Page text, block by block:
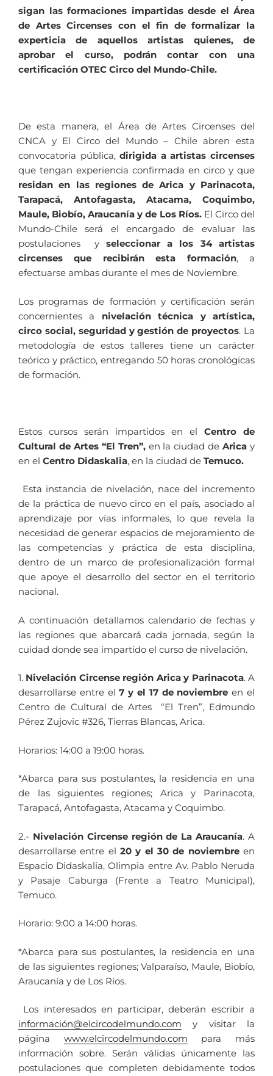
sigan las formaciones impartidas desde el Área
de Artes Circenses con el fin de formalizar la
experticia de aquellos artistas quienes, de
aprobar el curso, podrán contar con una
certificación OTEC Circo del Mundo-Chile.
De esta manera, el Área de Artes Circenses del
CNCA y El Circo del Mundo – Chile abren esta
convocatoria pública,dirigida a artistas circenses
que tengan experiencia confirmada en circo y que
residan en las regiones de Arica y Parinacota,
Tarapacá, Antofagasta, Atacama, Coquimbo,
Maule, Biobío, Araucanía y de Los Ríos.El Circo del
Mundo-Chile será el encargado de evaluar las
postulaciones y seleccionar a los 34 artistas
circenses que recibirán esta formación, a
efectuarse ambas durante el mes de Noviembre.
Los programas de formación y certificación serán
concernientes a nivelación técnica y artística,
circo social, seguridad y gestión de proyectos. La
metodología de estos talleres tiene un carácter
teórico y práctico, entregando 50 horas cronológicas
de formación.
Estos cursos serán impartidos en el Centro de
Cultural de Artes “El Tren”, en la ciudad de Arica y
en el Centro Didaskalia, en la ciudad de Temuco.
Esta instancia de nivelación, nace del incremento
de la práctica de nuevo circo en el país, asociado al
aprendizaje por vías informales, lo que revela la
necesidad de generar espacios de mejoramiento de
las competencias y práctica de esta disciplina,
dentro de un marco de profesionalización formal
que apoye el desarrollo del sector en el territorio
nacional.
A continuación detallamos calendario de fechas y
las regiones que abarcará cada jornada, según la
cuidad donde sea impartido el curso de nivelación.
1. Nivelación Circense región Arica y Parinacota. A
desarrollarse entre el7 y el 17 de noviembre en el
Centro de Cultural de Artes “El Tren”, Edmundo
Pérez Zujovic #326, Tierras Blancas, Arica.
Horarios: 14:00 a 19:00 horas.
*Abarca para sus postulantes, la residencia en una
de las siguientes regiones;
Arica y Parinacota,
Tarapacá, Antofagasta, Atacama y Coquimbo.
2.- Nivelación Circense región de La Araucanía. A
desarrollarse entre el 20 y el 30 de noviembreen
Espacio Didaskalia, Olimpia entre Av. Pablo Neruda
y Pasaje Caburga (Frente a Teatro Municipal),
Temuco.
Horario: 9:00 a 14:00 horas.
*Abarca para sus postulantes, la residencia en una
de las siguientes regiones; Valparaíso, Maule, Biobío,
Araucanía y de Los Ríos.
Los interesados en participar, deberán escribir a
información@elcircodelmundo.com y visitar la
página www.elcircodelmundo.com para más
información sobre. Serán válidas únicamente las
postulaciones que completen debidamente todos